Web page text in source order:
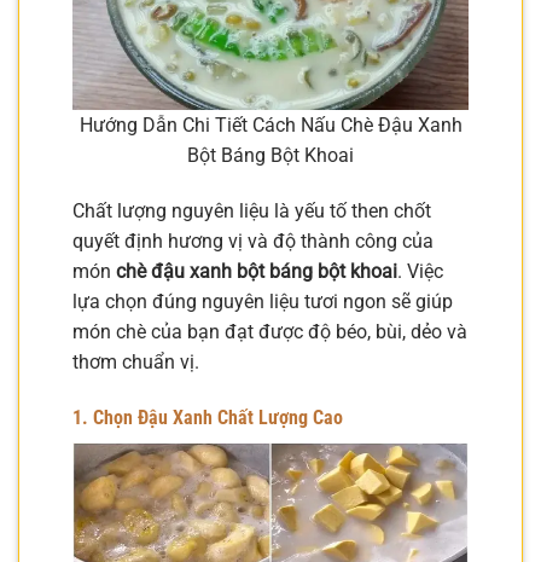
Hướng Dẫn Chi Tiết Cách Nấu Chè Đậu Xanh
Bột Báng Bột Khoai
Chất lượng nguyên liệu là yếu tố then chốt
quyết định hương vị và độ thành công của
món chè đậu xanh bột báng bột khoai. Việc
lựa chọn đúng nguyên liệu tươi ngon sẽ giúp
món chè của bạn đạt được độ béo, bùi, dẻo và
thơm chuẩn vị.
1. Chọn Đậu Xanh Chất Lượng Cao